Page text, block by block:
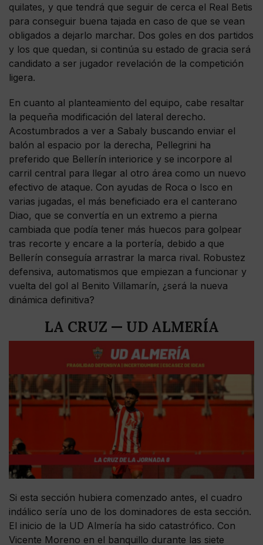
quilates, y que tendrá que seguir de cerca el Real Betis
para conseguir buena tajada en caso de que se vean
obligados a dejarlo marchar. Dos goles en dos partidos
y los que quedan, si continúa su estado de gracia será
candidato a ser jugador revelación de la competición
ligera.
En cuanto al planteamiento del equipo, cabe resaltar
la pequeña modificación del lateral derecho.
Acostumbrados a ver a Sabaly buscando enviar el
balón al espacio por la derecha, Pellegrini ha
preferido que Bellerín interiorice y se incorpore al
carril central para llegar al otro área como un nuevo
efectivo de ataque. Con ayudas de Roca o Isco en
varias jugadas, el más beneficiado era el canterano
Diao, que se convertía en un extremo a pierna
cambiada que podía tener más huecos para golpear
tras recorte y encare a la portería, debido a que
Bellerín conseguía arrastrar la marca rival. Robustez
defensiva, automatismos que empiezan a funcionar y
vuelta del gol al Benito Villamarín, ¿será la nueva
dinámica definitiva?
LA CRUZ — UD ALMERÍA
Si esta sección hubiera comenzado antes, el cuadro
indálico sería uno de los dominadores de esta sección.
El inicio de la UD Almería ha sido catastrófico. Con
Vicente Moreno en el banquillo durante las siete